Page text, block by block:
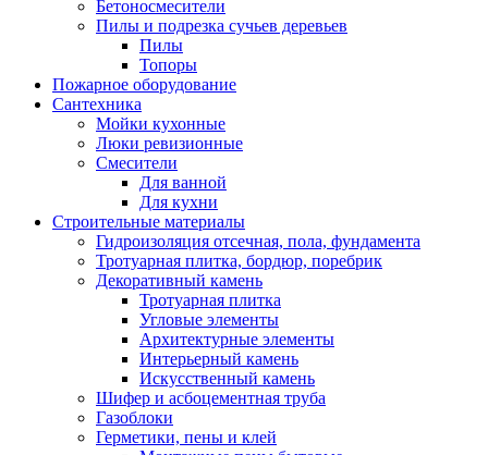
Бетоносмесители
Пилы и подрезка сучьев деревьев
Пилы
Топоры
Пожарное оборудование
Сантехника
Мойки кухонные
Люки ревизионные
Смесители
Для ванной
Для кухни
Строительные материалы
Гидроизоляция отсечная, пола, фундамента
Тротуарная плитка, бордюр, поребрик
Декоративный камень
Тротуарная плитка
Угловые элементы
Архитектурные элементы
Интерьерный камень
Искусственный камень
Шифер и асбоцементная труба
Газоблоки
Герметики, пены и клей